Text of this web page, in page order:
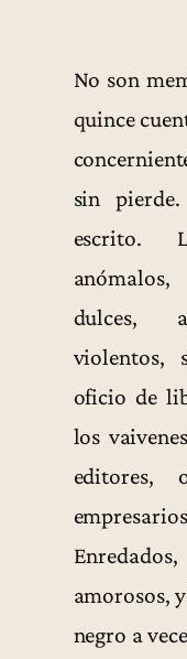
No son
quince
sin
escrito.
dulces,
violentos,
oficio de
los
editores,
amorosos,
negro a